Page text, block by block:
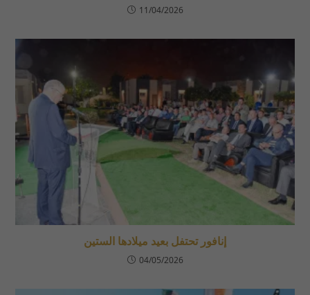
11/04/2026
إنافور تحتفل بعيد ميلادها الستين
04/05/2026